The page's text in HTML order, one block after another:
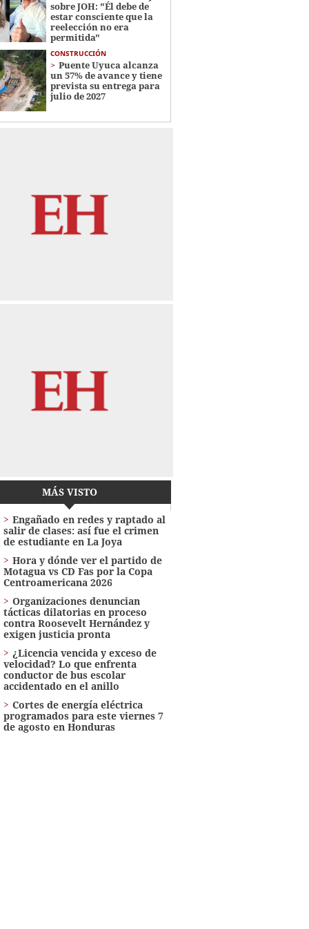
sobre JOH: "Él debe de
estar consciente que la
reelección no era
permitida"
CONSTRUCCIÓN
Puente Uyuca alcanza
un 57% de avance y tiene
prevista su entrega para
julio de 2027
MÁS VISTO
Engañado en redes y raptado al
salir de clases: así fue el crimen
de estudiante en La Joya
Hora y dónde ver el partido de
Motagua vs CD Fas por la Copa
Centroamericana 2026
Organizaciones denuncian
tácticas dilatorias en proceso
contra Roosevelt Hernández y
exigen justicia pronta
¿Licencia vencida y exceso de
velocidad? Lo que enfrenta
conductor de bus escolar
accidentado en el anillo
Cortes de energía eléctrica
programados para este viernes 7
de agosto en Honduras